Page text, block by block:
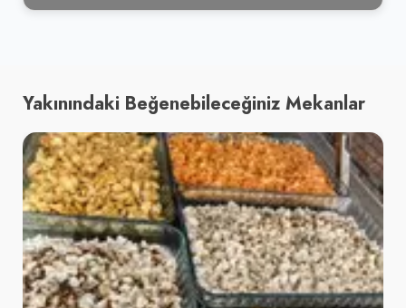
Yakınındaki Beğenebileceğiniz Mekanlar